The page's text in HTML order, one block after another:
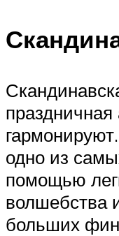
одно из
помощью
волшебства
больших